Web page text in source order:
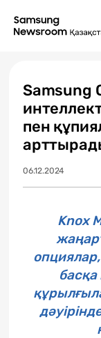
Samsung
интеллект
пен
06.12.2024
Knox
басқа